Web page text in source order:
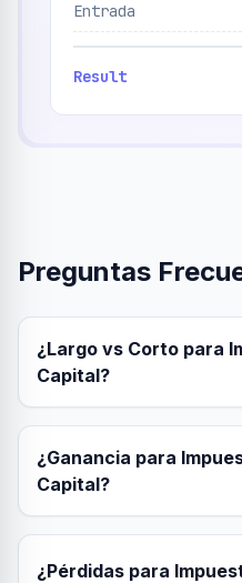
Entrada
Result
Preguntas
¿Largo vs Corto para
Capital?
¿Ganancia para
Capital?
¿Pérdidas para